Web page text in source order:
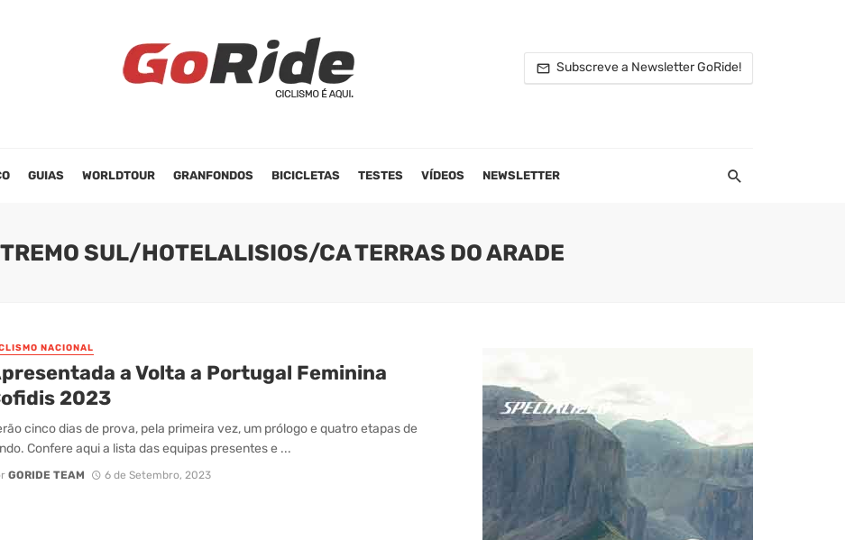
Subscreve a Newsletter GoRide!
GUIAS WORLDTOUR GRANFONDOS BICICLETAS TESTES VÍDEOS NEWSLETTER
SUL/HOTELALISIOS/CA TERRAS DO ARADE
NACIONAL
a Volta a Portugal Feminina
2023
cinco dias de prova, pela primeira vez, um prólogo e quatro etapas de
Confere aqui a lista das equipas presentes e ...
GORIDE TEAM 6 de Setembro, 2023